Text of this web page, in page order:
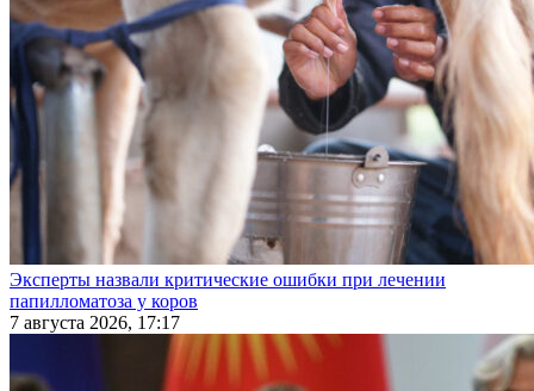
Эксперты назвали критические ошибки при лечении
папилломатоза у коров
7 августа 2026, 17:17